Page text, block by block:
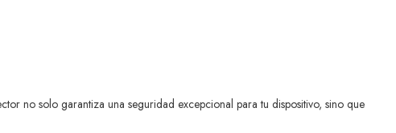
no solo garantiza una seguridad excepcional para tu dispositivo, sino que